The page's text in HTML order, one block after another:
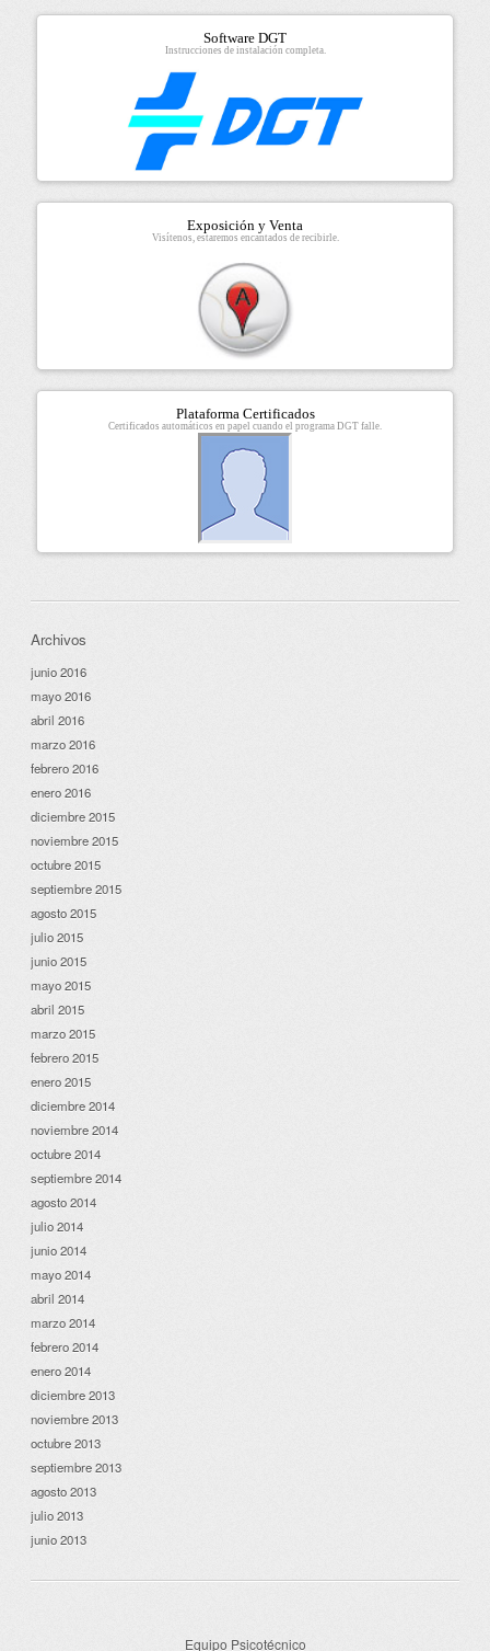
Software DGT
Instrucciones de instalación completa.
Exposición y Venta
Visítenos, estaremos encantados de recibirle.
Plataforma Certificados
Certificados automáticos en papel cuando el programa DGT falle.
Archivos
junio 2016
mayo 2016
abril 2016
marzo 2016
febrero 2016
enero 2016
diciembre 2015
noviembre 2015
octubre 2015
septiembre 2015
agosto 2015
julio 2015
junio 2015
mayo 2015
abril 2015
marzo 2015
febrero 2015
enero 2015
diciembre 2014
noviembre 2014
octubre 2014
septiembre 2014
agosto 2014
julio 2014
junio 2014
mayo 2014
abril 2014
marzo 2014
febrero 2014
enero 2014
diciembre 2013
noviembre 2013
octubre 2013
septiembre 2013
agosto 2013
julio 2013
junio 2013
Equipo Psicotécnico